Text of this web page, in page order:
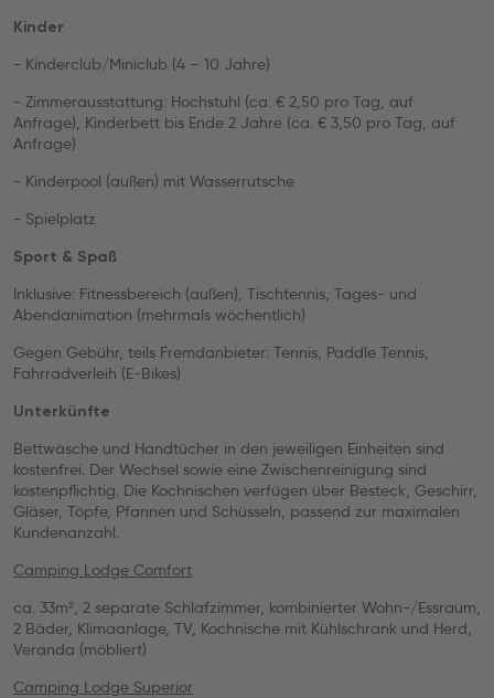
Kinder
- Kinderclub/Miniclub (4 – 10 Jahre)
- Zimmerausstattung: Hochstuhl (ca. € 2,50 pro Tag, auf
Anfrage), Kinderbett bis Ende 2 Jahre (ca. € 3,50 pro Tag, auf
Anfrage)
- Kinderpool (außen) mit Wasserrutsche
- Spielplatz
Sport & Spaß
Inklusive: Fitnessbereich (außen), Tischtennis, Tages- und
Abendanimation (mehrmals wöchentlich)
Gegen Gebühr, teils Fremdanbieter: Tennis, Paddle Tennis,
Fahrradverleih (E-Bikes)
Unterkünfte
Bettwäsche und Handtücher in den jeweiligen Einheiten sind
kostenfrei. Der Wechsel sowie eine Zwischenreinigung sind
kostenpflichtig. Die Kochnischen verfügen über Besteck, Geschirr,
Gläser, Töpfe, Pfannen und Schüsseln, passend zur maximalen
Kundenanzahl.
Camping Lodge Comfort
ca. 33m², 2 separate Schlafzimmer, kombinierter Wohn-/Essraum,
2 Bäder, Klimaanlage, TV, Kochnische mit Kühlschrank und Herd,
Veranda (möbliert)
Camping Lodge Superior